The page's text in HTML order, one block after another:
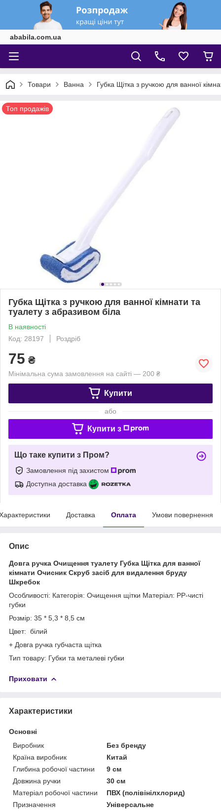
ababila.com.ua
Товари Ванна Губка Щітка з ручкою для ванної
Топ продажів
Губка Щітка з ручкою для ванної кімнати та
туалету з абразивом біла
В наявності
Код: 28197
Роздріб
75 ₴
Мінімальна сума замовлення на сайті — 200 ₴
Купити
або
Купити з
Що таке купити з Пром?
Замовлення під захистом
Доступна доставка
Доставка Оплата Умови повернення
Опис
Довга ручка Очищення туалету Губка Щітка для ванної
кімнати Очисник Скруб засіб для видалення бруду
Шкребок
Особливості: Категорія: Очищення щітки Матеріал: PP-чисті
губки
Розмір: 35 * 5,3 * 8,5 см
Цвет: білий
+ Довга ручка губчаста щітка
Тип товару: Губки та металеві губки
Приховати
Характеристики
Основні
Виробник
Без бренду
Країна виробник
Китай
Глибина робочої частини
9 см
Довжина ручки
30 см
Матеріал робочої частини
ПВХ (полівінілхлорид)
Призначення
Універсальне